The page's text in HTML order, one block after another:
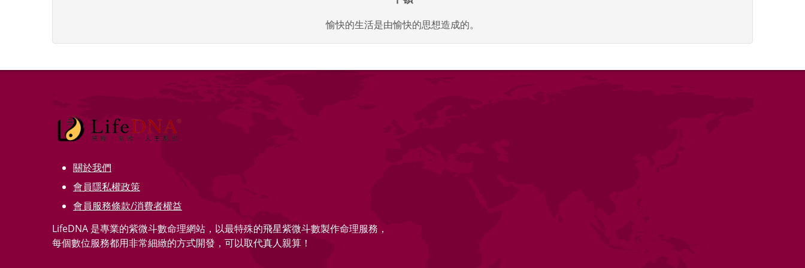
愉快的生活是由愉快的思想造成的。
關於我們
會員隱私權政策
會員服務條款/消費者權益
LifeDNA 是專業的紫微斗數命理網站，以最特殊的飛星紫微斗數製作命理服務，
每個數位服務都用非常細緻的方式開發，可以取代真人親算！